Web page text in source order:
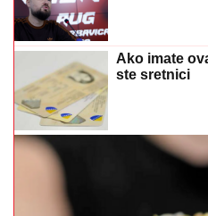
Ako imate
ste sretnici